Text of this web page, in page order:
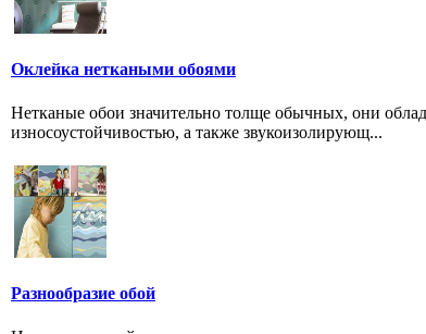
Оклейка неткаными обоями
Нетканые обои значительно толще обычных, они
износоустойчивостью, а также звукоизолирующ...
Разнообразие обой